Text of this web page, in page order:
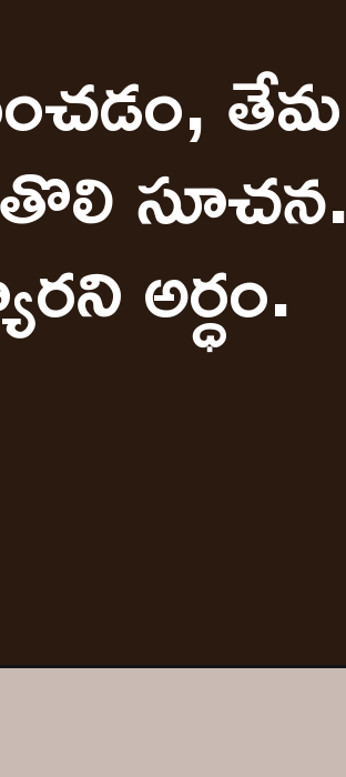
తేమ
తొలి సూచన.
అర్ధం.